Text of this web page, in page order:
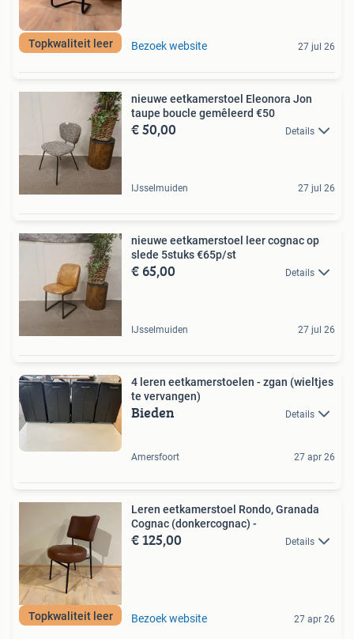
Topkwaliteit leer Bezoek website 27 jul 26
nieuwe eetkamerstoel Eleonora Jon
taupe boucle gemêleerd €50
€ 50,00 Details
IJsselmuiden 27 jul 26
nieuwe eetkamerstoel leer cognac op
slede 5stuks €65p/st
€ 65,00 Details
IJsselmuiden 27 jul 26
4 leren eetkamerstoelen - zgan (wieltjes
te vervangen)
Bieden Details
Amersfoort 27 apr 26
Topkwaliteit leer
Leren eetkamerstoel Rondo, Granada
Cognac (donkercognac) -
€ 125,00 Details
Bezoek website 27 apr 26